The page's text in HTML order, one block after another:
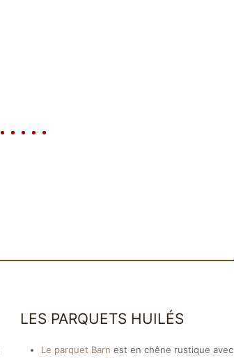
LES PARQUETS HUILÉS
Le parquet Barn est en chêne rustique avec